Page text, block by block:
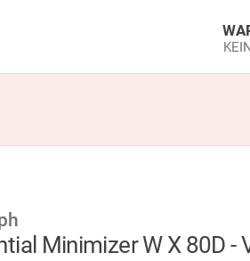
Minimizer W X 80D -